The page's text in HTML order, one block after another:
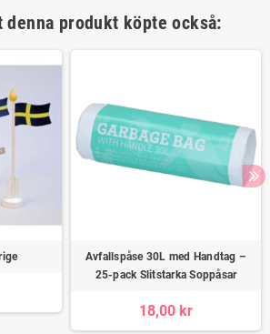
denna produkt köpte också:
Avfallspåse 30L med Handtag –
25-pack Slitstarka Soppåsar
18,00 kr